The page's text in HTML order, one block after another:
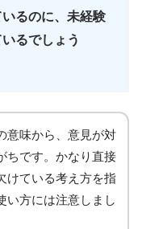
るのに、未経験
いるでしょう
意味から、意見が対
ちです。かなり直接
けている考え方を指
い方には注意しまし